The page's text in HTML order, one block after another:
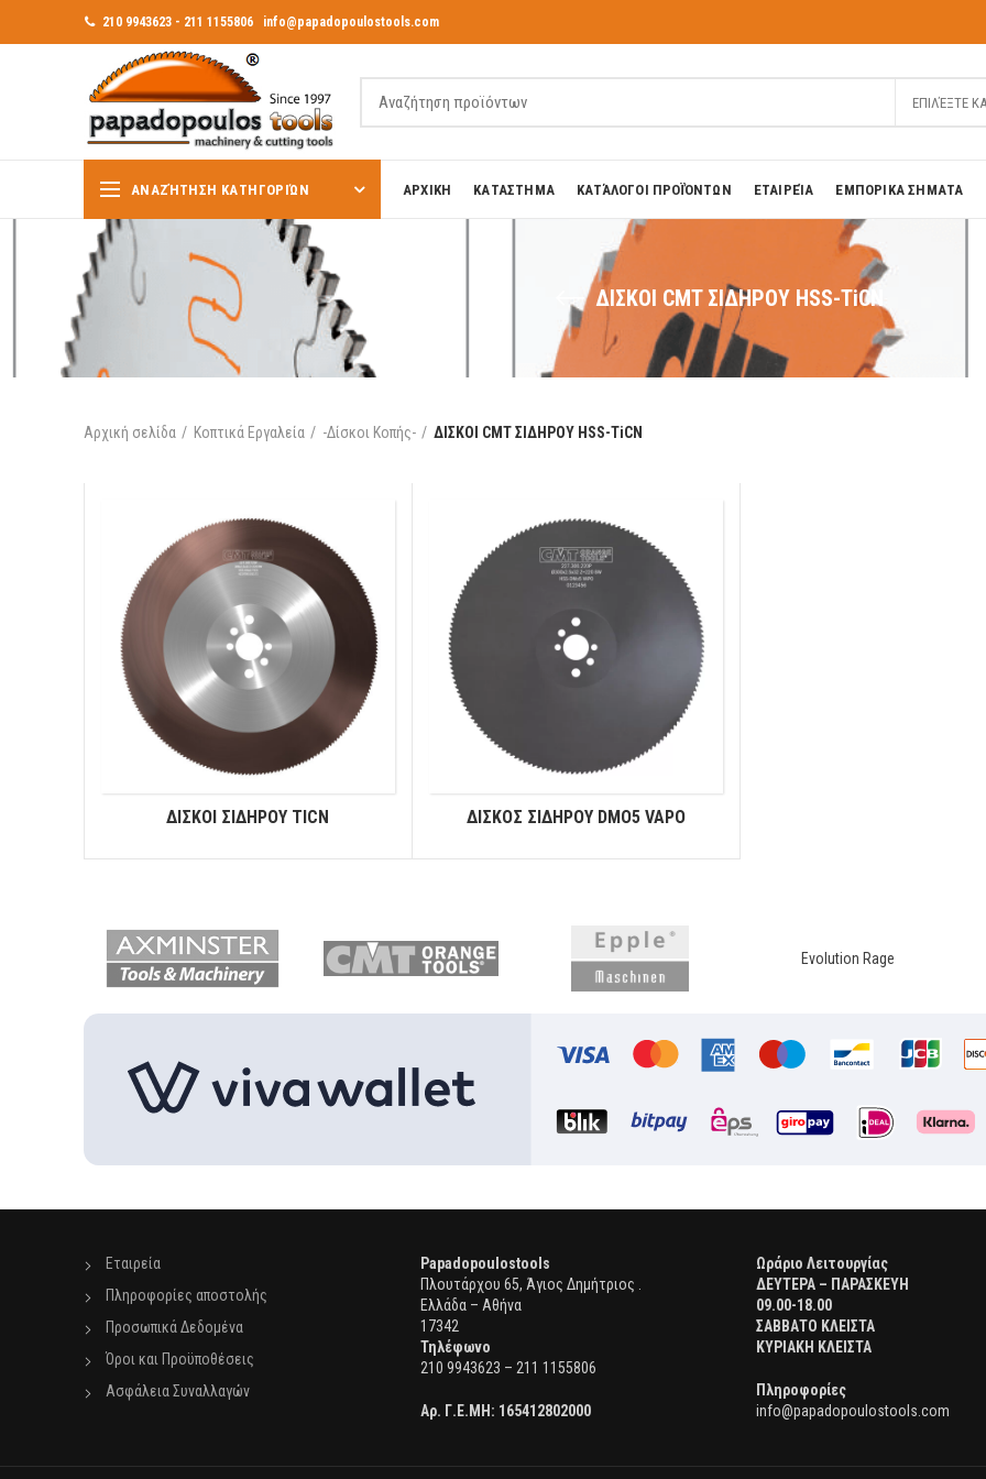
210 9943623 - 211 1155806 info@papadopoulostools.com
ΕΠΙΛΈΞΤΕ
ΑΝΑΖΉΤΗΣΗ ΚΑΤΗΓΟΡΙΏΝ ΑΡΧΙΚΗ ΚΑΤΑΣΤΗΜΑ ΚΑΤΆΛΟΓΟΙ ΠΡΟΪΌΝΤΩΝ ΕΤΑΙΡΕΊΑ ΕΜΠΟΡΙΚΑ ΣΗΜΑΤΑ
ΔΙΣΚΟΙ CMT ΣΙΔΗΡΟΥ HSS-ΤiCN
Αρχική σελίδα Κοπτικά Εργαλεία -Δίσκοι Κοπής- ΔΙΣΚΟΙ CMT ΣΙΔΗΡΟΥ HSS-ΤiCN
ΔΙΣΚΟΙ ΣΙΔΗΡΟΥ ΤICN ΔΙΣΚΟΣ ΣΙΔΗΡΟΥ DMO5 VAPO
Evolution Rage
Εταιρεία
Πληροφορίες αποστολής
Προσωπικά Δεδομένα
Όροι και Προϋποθέσεις
Ασφάλεια Συναλλαγών
Papadopoulostools
Πλουτάρχου 65, Άγιος Δημήτριος .
Ελλάδα – Αθήνα
17342
Τηλέφωνο
210 9943623 – 211 1155806
Αρ. Γ.Ε.ΜΗ: 165412802000
Ωράριο Λειτουργίας
ΔΕΥΤΕΡΑ – ΠΑΡΑΣΚΕΥΗ
09.00-18.00
ΣΑΒΒΑΤΟ ΚΛΕΙΣΤΑ
ΚΥΡΙΑΚΗ ΚΛΕΙΣΤΑ
Πληροφορίες
info@papadopoulostools.com